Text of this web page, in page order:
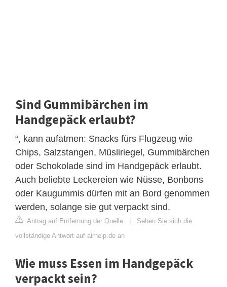
Sind Gummibärchen im
Handgepäck erlaubt?
“, kann aufatmen: Snacks fürs Flugzeug wie
Chips, Salzstangen, Müsliriegel, Gummibärchen
oder Schokolade sind im Handgepäck erlaubt.
Auch beliebte Leckereien wie Nüsse, Bonbons
oder Kaugummis dürfen mit an Bord genommen
werden, solange sie gut verpackt sind.
Antrag auf Entfernung der Quelle | Sehen Sie sich die
vollständige Antwort auf airhelp.de an
Wie muss Essen im Handgepäck
verpackt sein?